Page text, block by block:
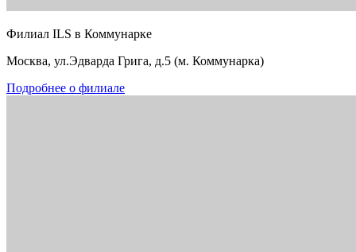
Филиал ILS в Коммунарке
Москва, ул.Эдварда Грига, д.5 (м. Коммунарка)
Подробнее о филиале